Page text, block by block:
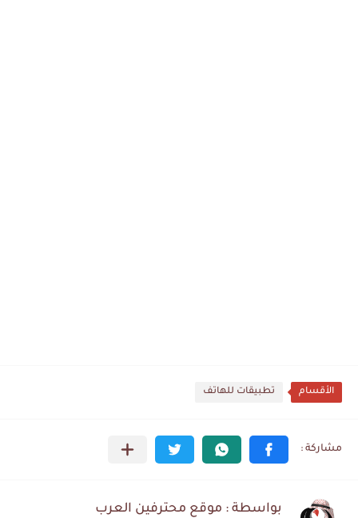
الأقسام تطبيقات للهاتف
بواسطة : موقع محترفين العرب